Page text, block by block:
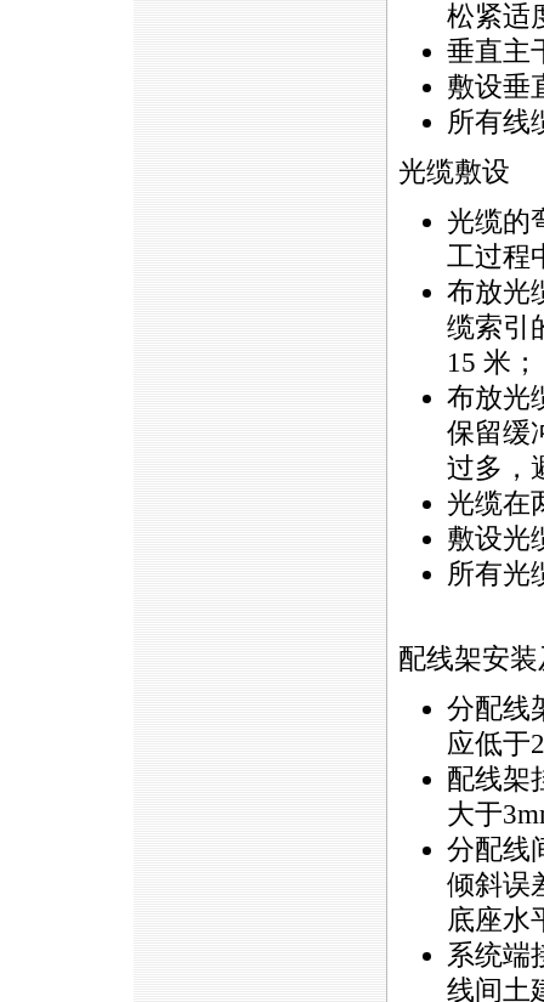
松紧适
垂直主
敷设垂
所有线
光缆敷设
光缆的
工过程
布放光
缆索引
15 米；
布放光
保留缓
过多，
光缆在
敷设光
所有光
配线架安
分配线
应低于
配线架
大于
分配线
倾斜误
底座水
系统端
线间土